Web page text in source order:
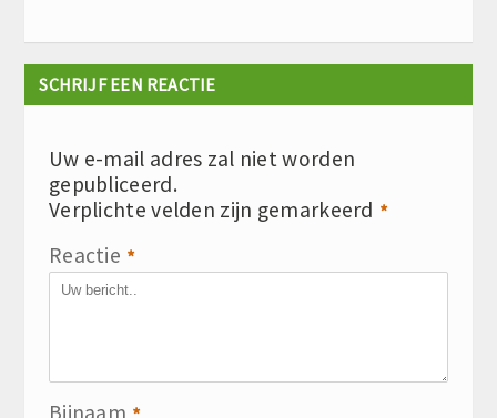
SCHRIJF EEN REACTIE
Uw e-mail adres zal niet worden
gepubliceerd.
Verplichte velden zijn gemarkeerd *
Reactie *
Bijnaam